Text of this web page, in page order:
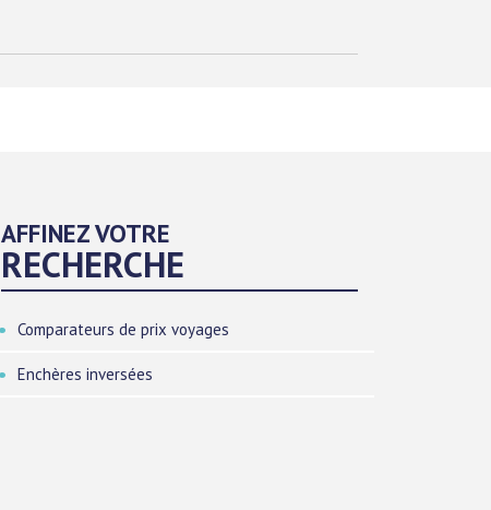
AFFINEZ VOTRE
RECHERCHE
Comparateurs de prix voyages
Enchères inversées